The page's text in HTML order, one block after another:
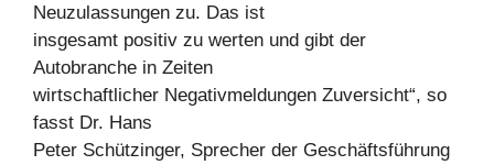
Neuzulassungen zu. Das ist
insgesamt positiv zu werten und gibt der
Autobranche in Zeiten
wirtschaftlicher Negativmeldungen Zuversicht“, so
fasst Dr. Hans
Peter Schützinger, Sprecher der Geschäftsführung